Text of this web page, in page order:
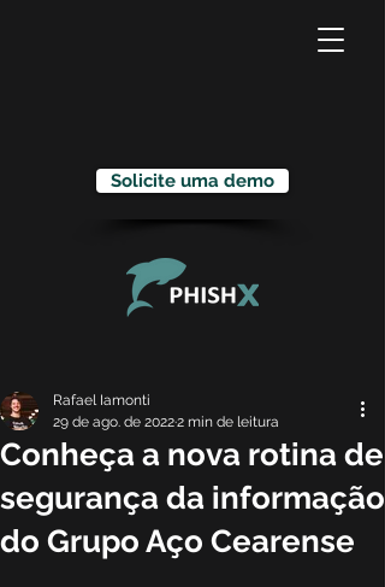
Solicite uma demo
Conheça a nova rotina de
segurança da informação
do Grupo Aço Cearense
Rafael Iamonti
29 de ago. de 20222 min de leitura